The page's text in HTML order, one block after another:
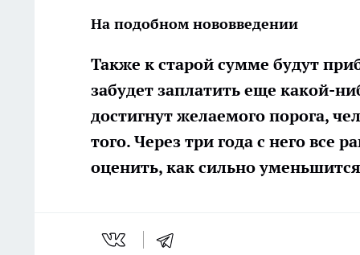
На подобном нововведении
Также к старой сумме будут
забудет заплатить еще какой-
достигнут желаемого порога,
того. Через три года с него все
оценить, как сильно